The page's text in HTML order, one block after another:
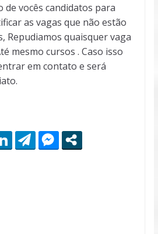
de vocês candidatos para
as vagas que não estão
Repudiamos quaisquer vaga
mesmo cursos . Caso isso
em contato e será